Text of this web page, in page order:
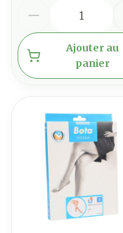
Ajouter au
panier